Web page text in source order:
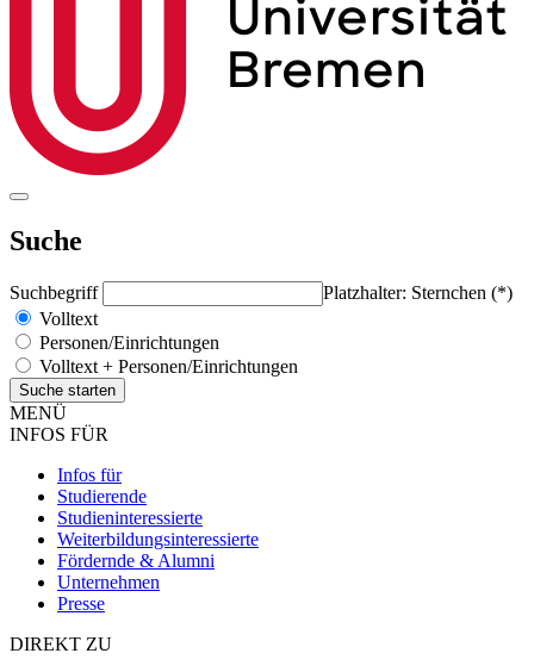
Suche
Suchbegriff
Platzhalter: Sternchen (*)
Volltext
Personen/Einrichtungen
Volltext + Personen/Einrichtungen
MENÜ
INFOS FÜR
Infos für
Studierende
Studieninteressierte
Weiterbildungsinteressierte
Fördernde & Alumni
Unternehmen
Presse
DIREKT ZU